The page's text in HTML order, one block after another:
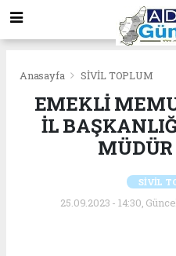
Anasayfa SİVİL TOPLUM
EMEKLİ
İL
SİVİL
25.09.2023 - 14:30,